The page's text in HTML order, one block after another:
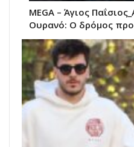
MEGA – Άγιος
Ουρανό: Ο δρόμος